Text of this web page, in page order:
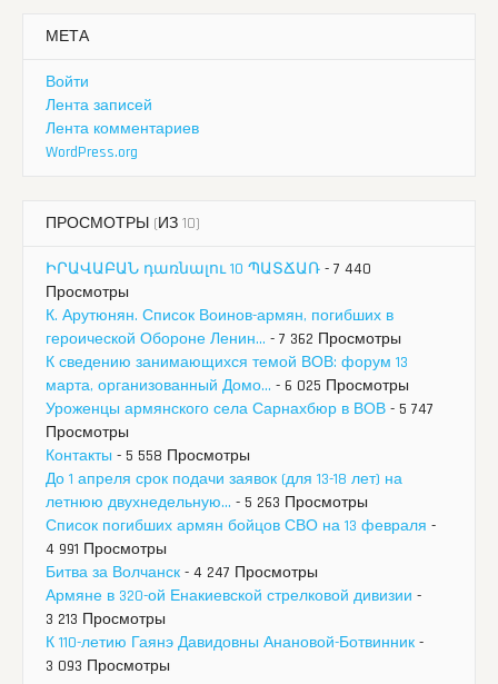
МЕТА
Войти
Лента записей
Лента комментариев
WordPress.org
ПРОСМОТРЫ (ИЗ 10)
ԻՐԱՎԱԲԱՆ դառնալու 10 ՊԱՏՃԱՌ - 7 440
Просмотры
К. Арутюнян. Список Воинов-армян, погибших в
героической Обороне Ленин... - 7 362 Просмотры
К сведению занимающихся темой ВОВ: форум 13
марта, организованный Домо... - 6 025 Просмотры
Уроженцы армянского села Сарнахбюр в ВОВ - 5 747
Просмотры
Контакты - 5 558 Просмотры
До 1 апреля срок подачи заявок (для 13-18 лет) на
летнюю двухнедельную... - 5 263 Просмотры
Список погибших армян бойцов СВО на 13 февраля -
4 991 Просмотры
Битва за Волчанск - 4 247 Просмотры
Армяне в 320-ой Енакиевской стрелковой дивизии -
3 213 Просмотры
К 110-летию Гаянэ Давидовны Анановой-Ботвинник -
3 093 Просмотры